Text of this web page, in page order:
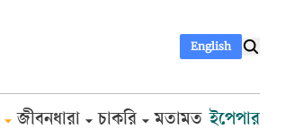
English
জীবনধারা চাকরি মতামত ইপেপার